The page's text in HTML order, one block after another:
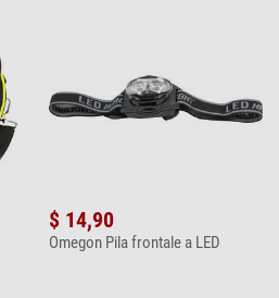
$ 14,90
Omegon Pila frontale a LED